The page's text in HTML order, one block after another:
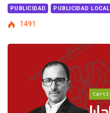
PUBLICIDAD PUBLICIDAD LOCAL
1491